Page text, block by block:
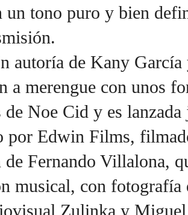
un tono puro y bien
autoría de Kany
a merengue con unos
de Noe Cid y es
por Edwin Films,
de Fernando Villalona,
musical, con
Zulinka y